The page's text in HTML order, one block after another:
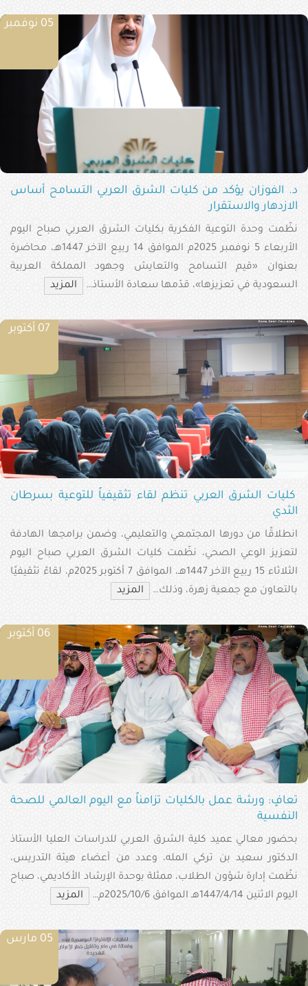
05 نوفمبر
د. الفوزان يؤكد من كليات الشرق العربي التسامح أساس
الازدهار والاستقرار
نظّمت وحدة التوعية الفكرية بكليات الشرق العربي صباح اليوم
الأربعاء 5 نوفمبر 2025م الموافق 14 ربيع الآخر 1447هـ، محاضرة
بعنوان «قيم التسامح والتعايش وجهود المملكة العربية
السعودية في تعزيزها»، قدّمها سعادة الأستاذ…
المزيد
07 أكتوبر
كليات الشرق العربي تنظم لقاء تثقيفياً للتوعية بسرطان
الثدي
انطلاقًا من دورها المجتمعي والتعليمي، وضمن برامجها الهادفة
لتعزيز الوعي الصحي، نظّمت كليات الشرق العربي صباح اليوم
الثلاثاء 15 ربيع الآخر 1447هـ، الموافق 7 أكتوبر 2025م، لقاءً تثقيفيًا
بالتعاون مع جمعية زهرة، وذلك…
المزيد
06 أكتوبر
تعافٍ: ورشة عمل بالكليات تزامناً مع اليوم العالمي للصحة
النفسية
بحضور معالي عميد كلية الشرق العربي للدراسات العليا الأستاذ
الدكتور سعيد بن تركي المله، وعدد من أعضاء هيئة التدريس،
نظّمت إدارة شؤون الطلاب، ممثلة بوحدة الإرشاد الأكاديمي، صباح
اليوم الاثنين 1447/4/14هـ الموافق 2025/10/6م…
المزيد
05 مارس